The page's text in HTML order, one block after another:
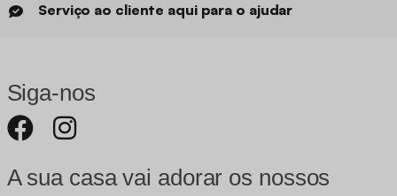
Serviço ao cliente aqui para o ajudar
Siga-nos
A sua casa vai adorar os nossos